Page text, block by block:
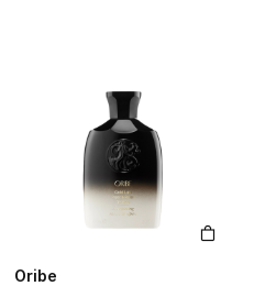
Oribe